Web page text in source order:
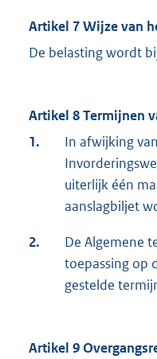
Artikel 7 Wijze van
De belasting wordt
Artikel 8 Termijnen
1.
In afwijking
uiterlijk één
aanslagbiljet
2.
De Algemene
toepassing op
gestelde
Artikel 9